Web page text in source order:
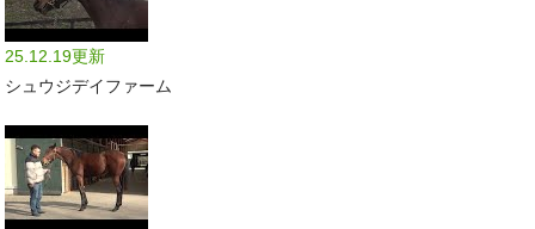
25.12.19更新
シュウジデイファーム